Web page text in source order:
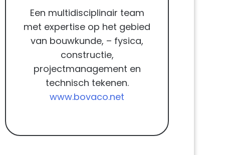
Een multidisciplinair team
met expertise op het gebied
van bouwkunde, – fysica,
constructie,
projectmanagement en
technisch tekenen.
www.bovaco.net